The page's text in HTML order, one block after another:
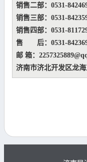
销售二部：0531-
销售三部：0531-
销售四部：0531-
售 后：0531-
邮 箱：
济南市济北开发区龙海